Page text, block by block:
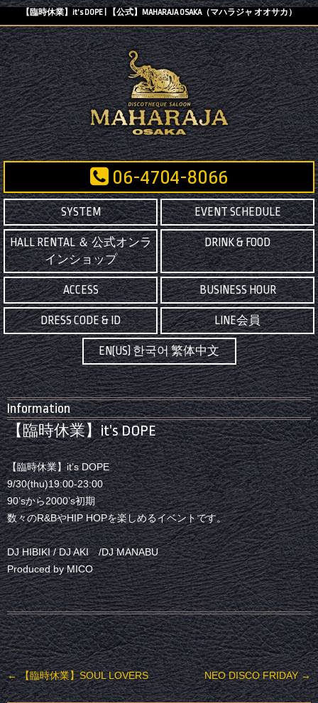
【臨時休業】it’s DOPE | 【公式】MAHARAJA OSAKA（マハラジャ オオサカ）
06-4704-8066
SYSTEM EVENT SCHEDULE
HALL RENTAL ＆ 公式オンラ
インショップ
DRINK & FOOD
ACCESS BUSINESS HOUR
DRESS CODE & ID LINE会員
EN(US) 한국어 繁体中文
Information
【臨時休業】it’s DOPE
【臨時休業】it’s DOPE
9/30(thu)19:00-23:00
90’sから2000’s初期
数々のR&BやHIP HOPを楽しめるイベントです。
DJ HIBIKI / DJ AKI /DJ MANABU
Produced by MICO
投稿ナビゲーション
←【臨時休業】SOUL LOVERS NEO DISCO FRIDAY→